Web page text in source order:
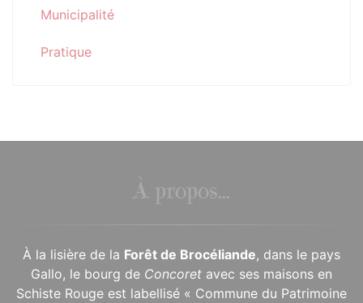
Municipalité
Pratique
À propos...
À la lisière de la Forêt de Brocéliande, dans le pays
Gallo, le bourg de Concoret avec ses maisons en
Schiste Rouge est labellisé « Commune du Patrimoine